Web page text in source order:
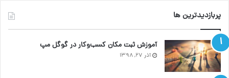
پربازدیدترین ها
آموزش ثبت مکان کسب‌وکار در گوگل مپ
آذر ۲۷, ۱۳۹۸